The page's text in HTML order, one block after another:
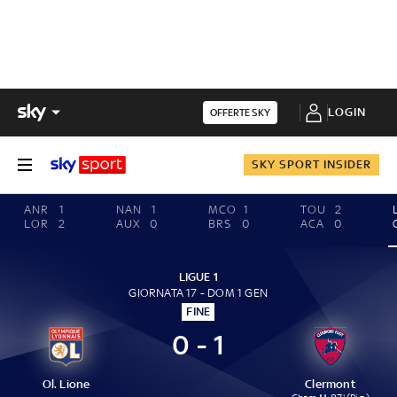
OFFERTE SKY LOGIN
SKY SPORT INSIDER
ANR
1
LOR
2
NAN
1
AUX
0
MCO
1
BRS
0
TOU
2
ACA
0
LIGUE 1
GIORNATA 17 - DOM 1 GEN
FINE
Ol. Lione
0 - 1
Clermont